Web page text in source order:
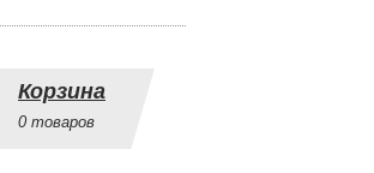
Корзина
0 товаров